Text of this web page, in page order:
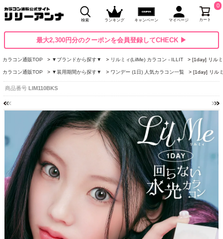
検索 ランキング キャンペーン マイページ カート
0
最大2,300円分のクーポンを会員登録してCHECK ▶
カラコン通販TOP ▼ブランドから探す▼ リルミィ(LilMe) カラコン - ILLIT [1day] リル
カラコン通販TOP ▼装用期間から探す▼ ワンデー (1日) 人気カラコン一覧 [1day] リル
商品番号 LIM110BKS